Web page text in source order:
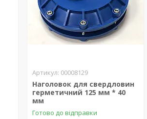
00008129
Наголовок для свердловин
герметичний 125 мм * 40
мм
Готово до відправки